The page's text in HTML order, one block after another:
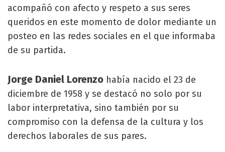
acompañó con afecto y respeto a sus seres
queridos en este momento de dolor mediante un
posteo en las redes sociales en el que informaba
de su partida.
Jorge Daniel Lorenzo había nacido el 23 de
diciembre de 1958 y se destacó no solo por su
labor interpretativa, sino también por su
compromiso con la defensa de la cultura y los
derechos laborales de sus pares.